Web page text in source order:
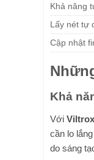
Khả năng
Lấy nét tự
Cập nhật
Khả
Với
cần lo
do sáng